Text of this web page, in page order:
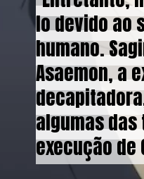
lo devido ao
humano.
Asaemon, a
algumas
execução de
lo devido ao
humano.
Asaemon, a
algumas
execução de